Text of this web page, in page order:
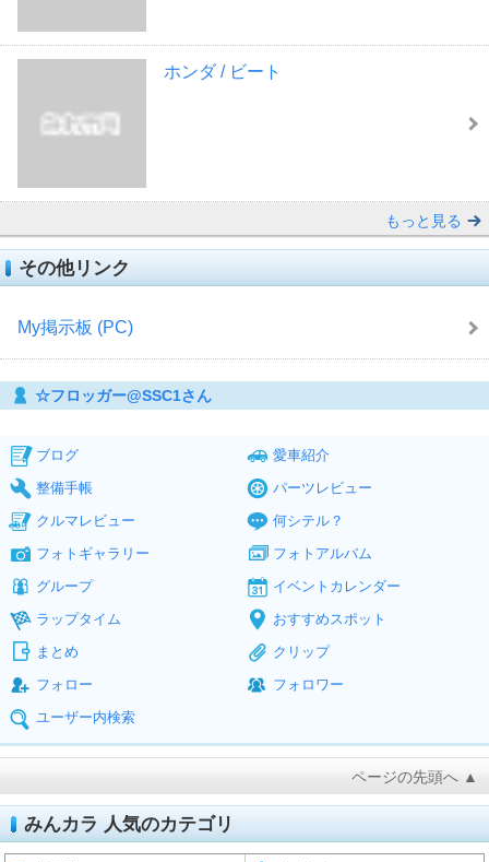
ホンダ / ビート
もっと見る
その他リンク
My掲示板 (PC)
☆フロッガー@SSC1さん
ブログ
愛車紹介
整備手帳
パーツレビュー
クルマレビュー
何シテル？
フォトギャラリー
フォトアルバム
グループ
イベントカレンダー
ラップタイム
おすすめスポット
まとめ
クリップ
フォロー
フォロワー
ユーザー内検索
ページの先頭へ ▲
みんカラ 人気のカテゴリ